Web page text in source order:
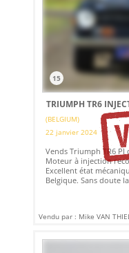
15
TRIUMPH TR6
(BELGIUM)
22 janvier 2024
Vends Triumph TR6
Moteur à injection
Excellent état
Belgique. Sans doute
Vendu par : Mike VAN